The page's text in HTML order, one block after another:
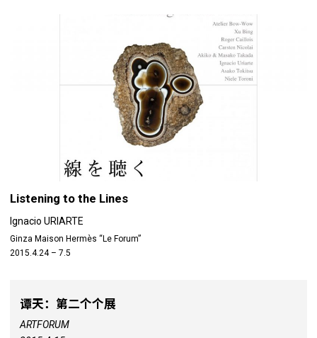
Listening to the Lines
Ignacio URIARTE
Ginza Maison Hermès “Le Forum”
2015.4.24 – 7.5
谭天：第二个个展
ARTFORUM